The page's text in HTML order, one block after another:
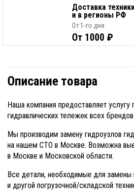
Доставка
и в регионы РФ
От 1-го дня
От 1000 ₽
Описание товара
Наша компания предоставляет услугу
гидравлических тележек всех
Мы производим замену гидроузлов
на нашем СТО в Москве. Возможна
в Москве и Московской области.
Все детали, необходимые для замены
и другой погрузочной/складской